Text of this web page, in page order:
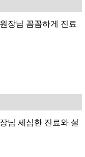
장님 꼼꼼하게 진료
님 세심한 진료와 설